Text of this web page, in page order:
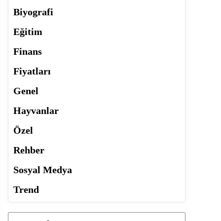
Biyografi
Eğitim
Finans
Fiyatları
Genel
Hayvanlar
Özel
Rehber
Sosyal Medya
Trend